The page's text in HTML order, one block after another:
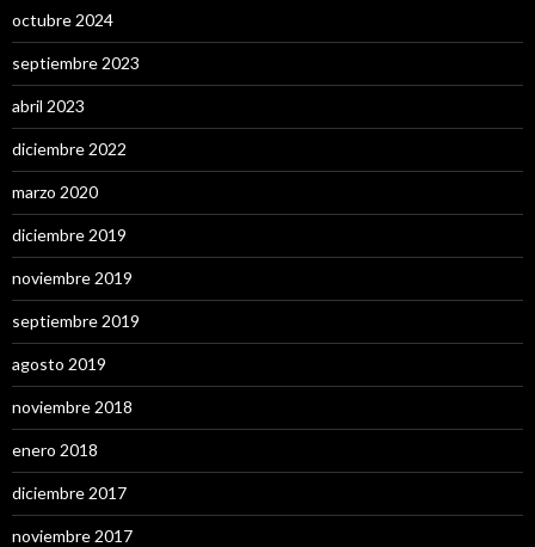
octubre 2024
septiembre 2023
abril 2023
diciembre 2022
marzo 2020
diciembre 2019
noviembre 2019
septiembre 2019
agosto 2019
noviembre 2018
enero 2018
diciembre 2017
noviembre 2017